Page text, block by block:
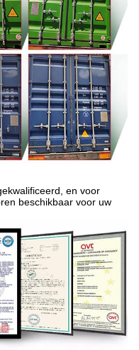
en voor
beschikbaar voor uw